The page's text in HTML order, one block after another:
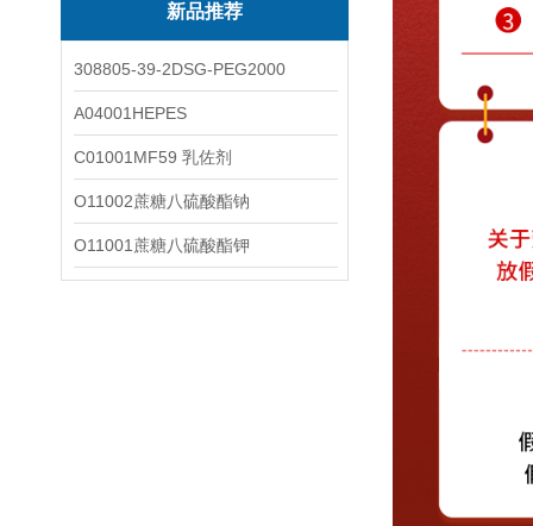
新品推荐
308805-39-2DSG-PEG2000
A04001HEPES
C01001MF59 乳佐剂
O11002蔗糖八硫酸酯钠
O11001蔗糖八硫酸酯钾